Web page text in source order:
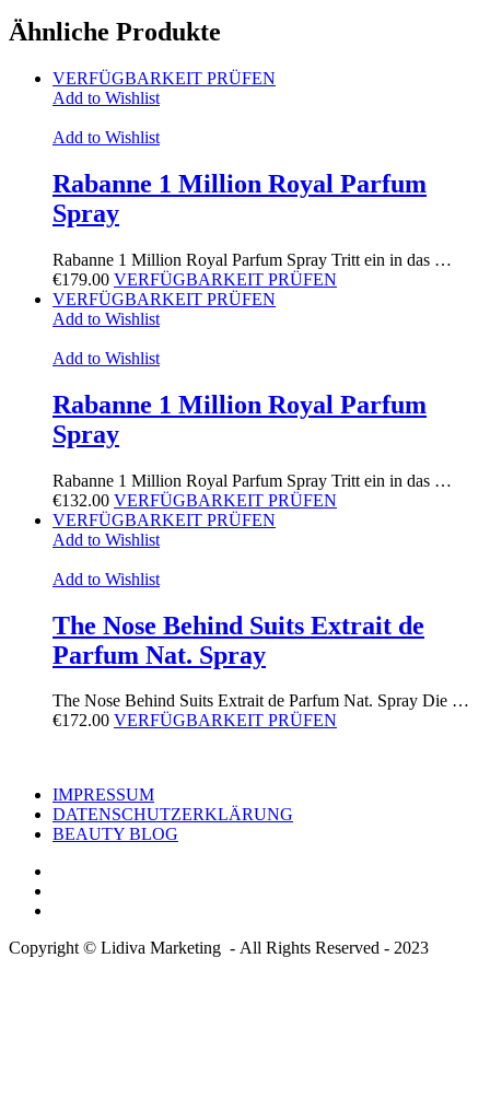
Ähnliche Produkte
VERFÜGBARKEIT PRÜFEN
Add to Wishlist
Add to Wishlist
Rabanne 1 Million Royal Parfum
Spray
Rabanne 1 Million Royal Parfum Spray Tritt ein in das …
€179.00 VERFÜGBARKEIT PRÜFEN
VERFÜGBARKEIT PRÜFEN
Add to Wishlist
Add to Wishlist
Rabanne 1 Million Royal Parfum
Spray
Rabanne 1 Million Royal Parfum Spray Tritt ein in das …
€132.00 VERFÜGBARKEIT PRÜFEN
VERFÜGBARKEIT PRÜFEN
Add to Wishlist
Add to Wishlist
The Nose Behind Suits Extrait de
Parfum Nat. Spray
The Nose Behind Suits Extrait de Parfum Nat. Spray Die …
€172.00 VERFÜGBARKEIT PRÜFEN
IMPRESSUM
DATENSCHUTZERKLÄRUNG
BEAUTY BLOG
Copyright © Lidiva Marketing - All Rights Reserved - 2023